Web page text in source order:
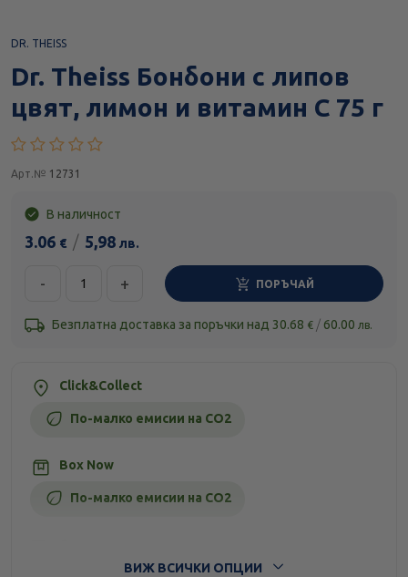
DR. THEISS
Dr. Theiss Бонбони с липов
цвят, лимон и витамин С 75 г
Арт.№ 12731
В наличност
3.06 € / 5,98 лв.
- + ПОРЪЧАЙ
Безплатна доставка за поръчки над 30.68 € / 60.00 лв.
Click&Collect
По-малко емисии на CO2
Box Now
По-малко емисии на CO2
ВИЖ ВСИЧКИ ОПЦИИ